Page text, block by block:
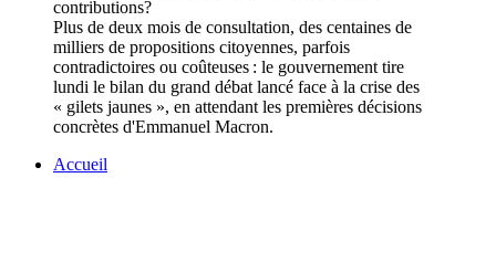
Plus de deux mois de consultation, des centaines de
milliers de propositions citoyennes, parfois
contradictoires ou coûteuses : le gouvernement tire
lundi le bilan du grand débat lancé face à la crise des
« gilets jaunes », en attendant les premières décisions
concrètes d'Emmanuel Macron.
Accueil